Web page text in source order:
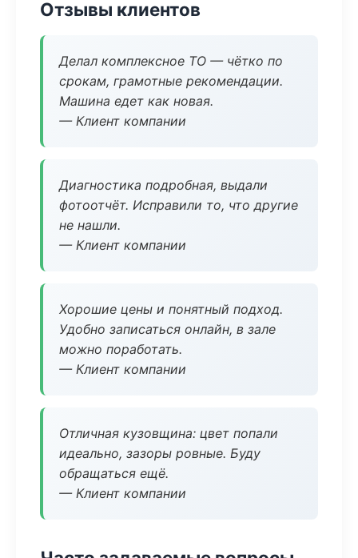
Отзывы клиентов
Делал комплексное ТО — чётко по
срокам, грамотные рекомендации.
Машина едет как новая.
— Клиент компании
Диагностика подробная, выдали
фотоотчёт. Исправили то, что другие
не нашли.
— Клиент компании
Хорошие цены и понятный подход.
Удобно записаться онлайн, в зале
можно поработать.
— Клиент компании
Отличная кузовщина: цвет попали
идеально, зазоры ровные. Буду
обращаться ещё.
— Клиент компании